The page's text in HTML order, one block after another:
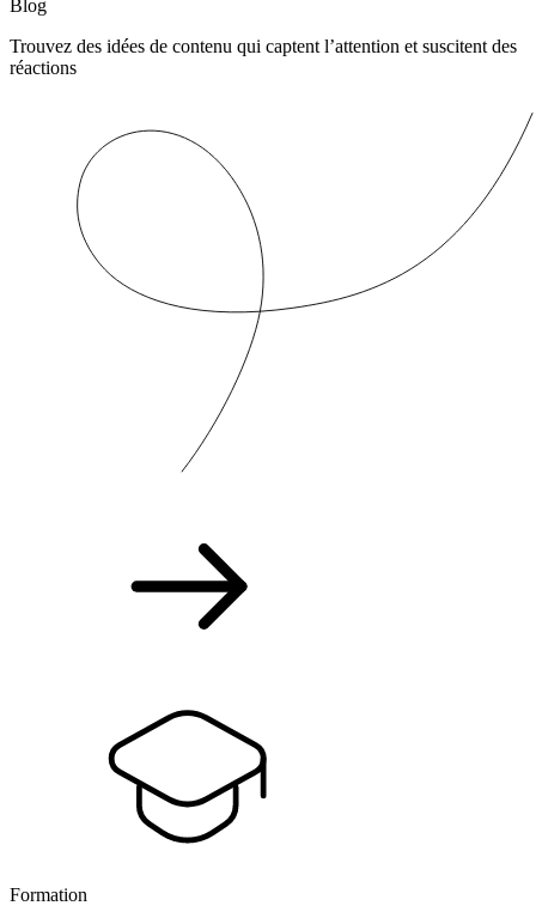
Blog
Trouvez des idées de contenu qui captent l’attention et suscitent des
réactions
Formation